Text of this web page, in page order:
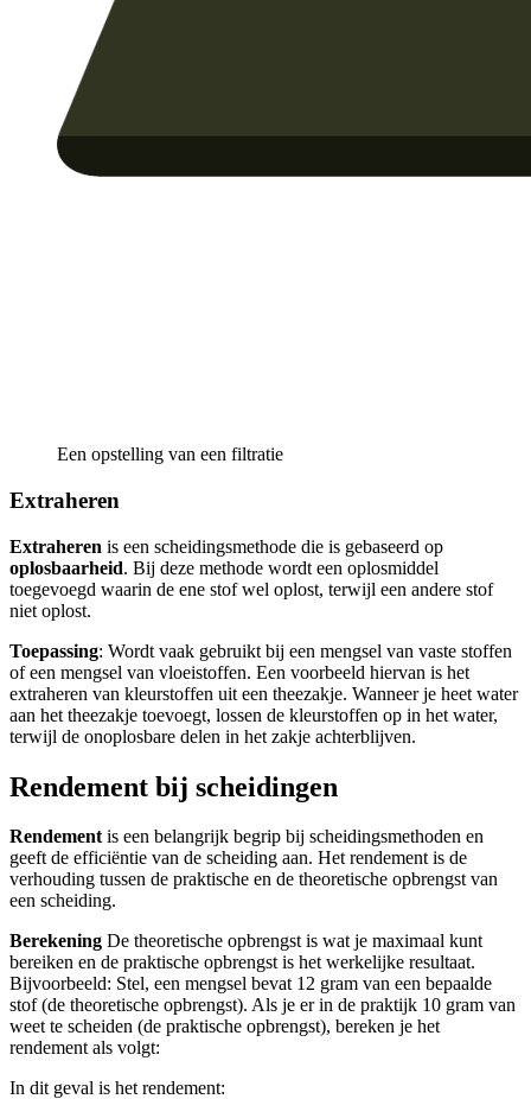
Een opstelling van een filtratie
Extraheren
Extraheren is een scheidingsmethode die is gebaseerd op
oplosbaarheid. Bij deze methode wordt een oplosmiddel
toegevoegd waarin de ene stof wel oplost, terwijl een andere stof
niet oplost.
Toepassing: Wordt vaak gebruikt bij een mengsel van vaste stoffen
of een mengsel van vloeistoffen. Een voorbeeld hiervan is het
extraheren van kleurstoffen uit een theezakje. Wanneer je heet water
aan het theezakje toevoegt, lossen de kleurstoffen op in het water,
terwijl de onoplosbare delen in het zakje achterblijven.
Rendement bij scheidingen
Rendementis een belangrijk begrip bij scheidingsmethoden en
geeft de efficiëntie van de scheiding aan. Het rendement is de
verhouding tussen de praktische en de theoretische opbrengst van
een scheiding.
Berekening De theoretische opbrengst is wat je maximaal kunt
bereiken en de praktische opbrengst is het werkelijke resultaat.
Bijvoorbeeld: Stel, een mengsel bevat 12 gram van een bepaalde
stof (de theoretische opbrengst). Als je er in de praktijk 10 gram van
weet te scheiden (de praktische opbrengst), bereken je het
rendement als volgt:
In dit geval is het rendement: